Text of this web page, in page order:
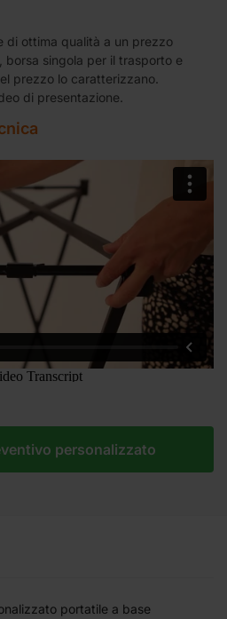
di ottima qualità a un prezzo
singola per il trasporto e
prezzo lo caratterizzano.
di presentazione.
personalizzato
portatile a base